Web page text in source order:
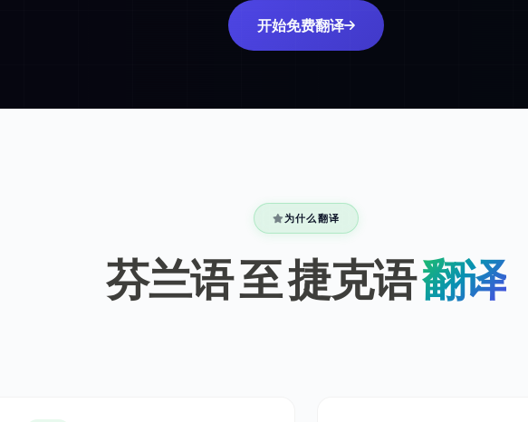
开始免费翻译
为什么翻译
芬兰语 至 捷克语翻译